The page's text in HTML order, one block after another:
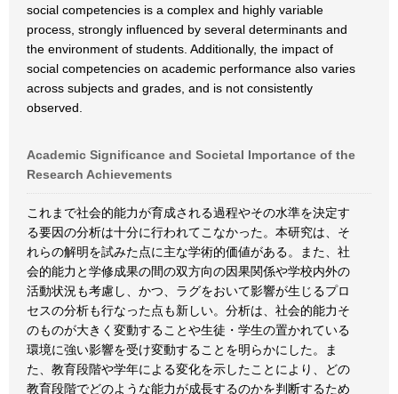
social competencies is a complex and highly variable
process, strongly influenced by several determinants and
the environment of students. Additionally, the impact of
social competencies on academic performance also varies
across subjects and grades, and is not consistently
observed.
Academic Significance and Societal Importance of the
Research Achievements
これまで社会的能力が育成される過程やその水準を決定す
る要因の分析は十分に行われてこなかった。本研究は、そ
れらの解明を試みた点に主な学術的価値がある。また、社
会的能力と学修成果の間の双方向の因果関係や学校内外の
活動状況も考慮し、かつ、ラグをおいて影響が生じるプロ
セスの分析も行なった点も新しい。分析は、社会的能力そ
のものが大きく変動することや生徒・学生の置かれている
環境に強い影響を受け変動することを明らかにした。ま
た、教育段階や学年による変化を示したことにより、どの
教育段階でどのような能力が成長するのかを判断するため